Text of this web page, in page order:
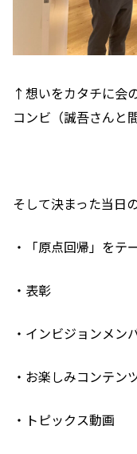
↑想いをカタチに会
コンビ（誠吾さんと
そして決まった当日
・「原点回帰」をテ
・表彰
・インビジョンメン
・お楽しみコンテン
・トピックス動画